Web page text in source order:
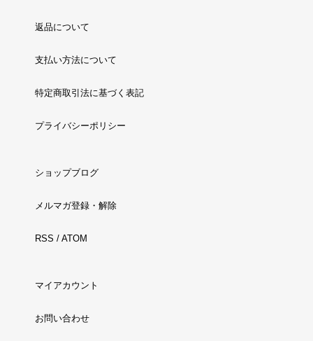
返品について
支払い方法について
特定商取引法に基づく表記
プライバシーポリシー
ショップブログ
メルマガ登録・解除
RSS / ATOM
マイアカウント
お問い合わせ